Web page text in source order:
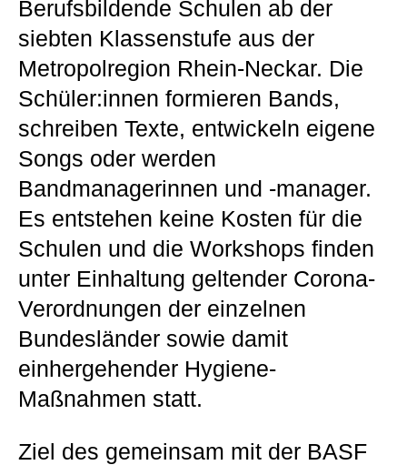
Berufsbildende Schulen ab der
siebten Klassenstufe aus der
Metropolregion Rhein-Neckar. Die
Schüler:innen formieren Bands,
schreiben Texte, entwickeln eigene
Songs oder werden
Bandmanagerinnen und -manager.
Es entstehen keine Kosten für die
Schulen und die Workshops finden
unter Einhaltung geltender Corona-
Verordnungen der einzelnen
Bundesländer sowie damit
einhergehender Hygiene-
Maßnahmen statt.
Ziel des gemeinsam mit der BASF